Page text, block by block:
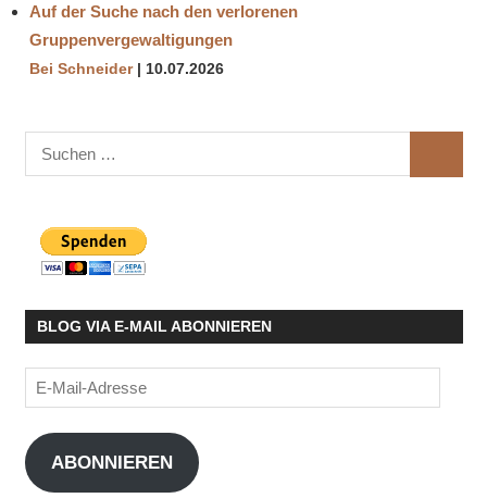
Auf der Suche nach den verlorenen
Gruppenvergewaltigungen
Bei Schneider 10.07.2026
Suchen
nach:
BLOG VIA E-MAIL ABONNIEREN
E-
Mail-
Adresse
ABONNIEREN